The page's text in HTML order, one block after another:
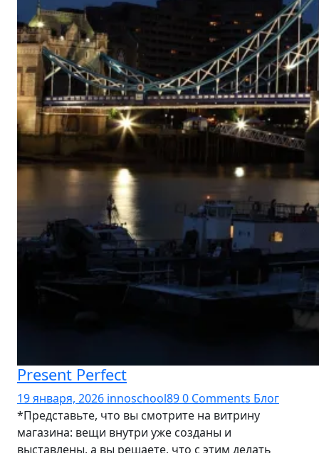
Present Perfect
19 января, 2026 innoschool890 Comments Блог
*Представьте, что вы смотрите на витрину
магазина: вещи внутри уже созданы и
выставлены, а вы решаете, что с этим делать